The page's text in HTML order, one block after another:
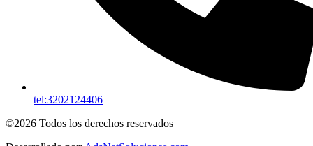
tel:3202124406
©2026 Todos los derechos reservados